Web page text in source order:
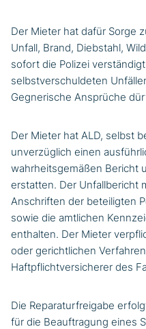
Der Mieter hat dafür Sorge
Unfall, Brand, Diebstahl,
sofort die Polizei
selbstverschuldeten
Gegnerische Ansprüche
Der Mieter hat ALD, selbst
unverzüglich einen
wahrheitsgemäßen Bericht
erstatten. Der Unfallbericht
Anschriften der beteiligten
sowie die amtlichen
enthalten. Der Mieter
oder gerichtlichen
Haftpflichtversicherer des
Die Reparaturfreigabe
für die Beauftragung eines